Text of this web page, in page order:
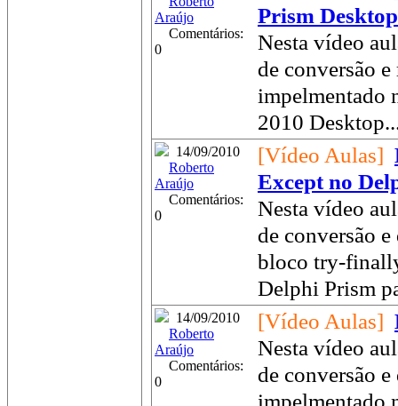
Araújo
Comentários:
0
Prism Desktop
Nesta vídeo
de conversão
impelmentado
2010
14/09/2010
Roberto
Araújo
Comentários:
0
[Vídeo Aulas]
Except no
Nesta vídeo
de conversão
bloco try-
Delphi Prism
14/09/2010
Roberto
Araújo
Comentários:
0
[Vídeo Aulas]
Nesta vídeo
de conversão